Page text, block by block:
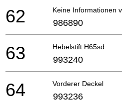
Keine Informationen
62 986890
Hebelstift H65sd
63 993240
Vorderer Deckel
64 993236